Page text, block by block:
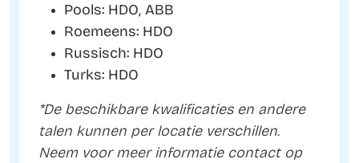
Pools: HDO, ABB
Roemeens: HDO
Russisch: HDO
Turks: HDO
*De beschikbare kwalificaties en andere
talen kunnen per locatie verschillen.
Neem voor meer informatie contact op